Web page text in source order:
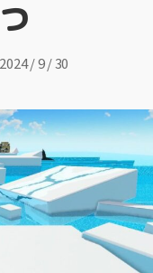
2024 / 9 / 30